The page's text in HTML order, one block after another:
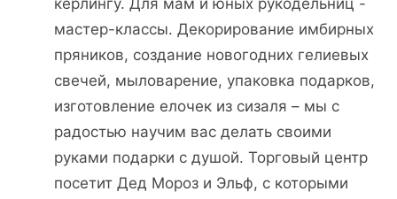
керлингу. Для мам и юных рукодельниц -
мастер-классы. Декорирование имбирных
пряников, создание новогодних гелиевых
свечей, мыловарение, упаковка подарков,
изготовление елочек из сизаля – мы с
радостью научим вас делать своими
руками подарки с душой. Торговый центр
посетит Дед Мороз и Эльф, с которыми